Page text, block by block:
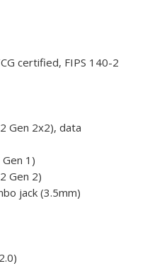
certified, FIPS 140-2
Gen 2x2), data
1)
Gen 2)
jack (3.5mm)